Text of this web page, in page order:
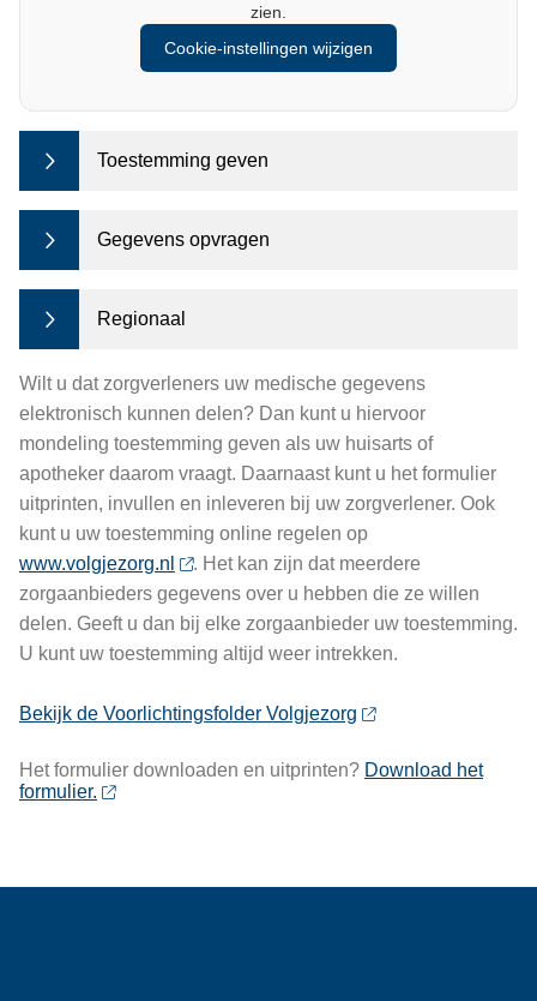
zien.
Cookie-instellingen wijzigen
Toestemming geven
Gegevens opvragen
Regionaal
Wilt u dat zorgverleners uw medische gegevens
elektronisch kunnen delen? Dan kunt u hiervoor
mondeling toestemming geven als uw huisarts of
apotheker daarom vraagt. Daarnaast kunt u het formulier
uitprinten, invullen en inleveren bij uw zorgverlener. Ook
kunt u uw toestemming online regelen op
www.volgjezorg.nl
. Het kan zijn dat meerdere
zorgaanbieders gegevens over u hebben die ze willen
delen. Geeft u dan bij elke zorgaanbieder uw toestemming.
U kunt uw toestemming altijd weer intrekken.
Bekijk de Voorlichtingsfolder Volgjezorg
Het formulier downloaden en uitprinten? Download het
formulier.